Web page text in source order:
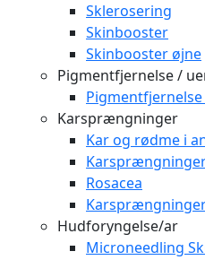
Sklerosering
Skinbooster
Skinbooster øjne
Pigmentfjernelse /
Karsprængninger
Kar og rødme i
Rosacea
Hudforyngelse/ar
Microneedling